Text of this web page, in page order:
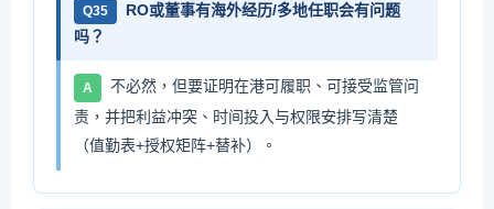
Q35
RO或董事有海外经历/多地任职会有问题
吗？
A
不必然，但要证明在港可履职、可接受监管问
责，并把利益冲突、时间投入与权限安排写清楚
（值勤表+授权矩阵+替补）。